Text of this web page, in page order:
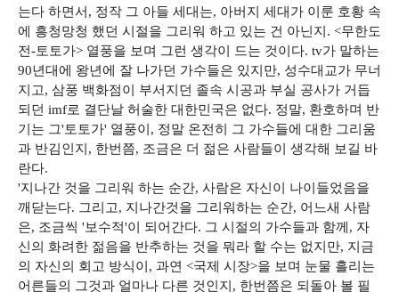
는다 하면서, 정작 그 아들 세대는, 아버지 세대가 이룬 호황 속
에 흥청망청 했던 시절을 그리워 하고 있는 건 아닌지. <무한도
전-토토가> 열풍을 보며 그런 생각이 드는 것이다. tv가 말하는
90년대에 왕년에 잘 나가던 가수들은 있지만, 성수대교가 무너
지고, 삼풍 백화점이 부서지던 졸속 시공과 부실 공사가 거듭
되던 imf로 결단날 허술한 대한민국은 없다. 정말, 환호하며 반
기는 그'토토가' 열풍이, 정말 온전히 그 가수들에 대한 그리움
과 반김인지, 한번쯤, 조금은 더 젊은 사람들이 생각해 보길 바
란다.
'지나간 것을 그리워 하는 순간, 사람은 자신이 나이들었음을
깨닫는다. 그리고, 지나간것을 그리워하는 순간, 어느새 사람
은, 조금씩 '보수적'이 되어간다. 그 시절의 가수들과 함께, 자
신의 화려한 젊음을 반추하는 것을 뭐라 할 수는 없지만, 지금
의 자신의 회고 방식이, 과연 <국제 시장>을 보며 눈물 흘리는
어른들의 그것과 얼마나 다른 것인지, 한번쯤은 되돌아 볼 필